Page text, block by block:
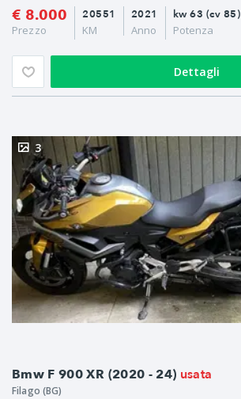
€ 8.000
Prezzo
2021
Anno
20551
KM
kw 63 (cv 85)
Potenza
Dettagli
Bmw F 900 XR (2020 - 24) usata
3
Filago (BG)